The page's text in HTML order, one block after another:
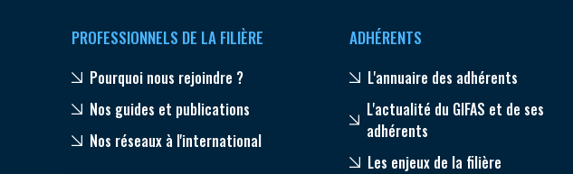
PROFESSIONNELS DE LA FILIÈRE
Pourquoi nous rejoindre ?
Nos guides et publications
Nos réseaux à l'international
ADHÉRENTS
L'annuaire des adhérents
L'actualité du GIFAS et de ses
adhérents
Les enjeux de la filière